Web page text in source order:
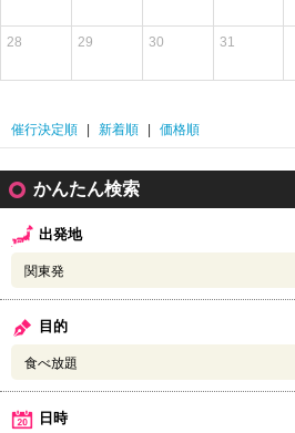
28 29 30 31
催行決定順
新着順 価格順
かんたん検索
出発地
目的
日時